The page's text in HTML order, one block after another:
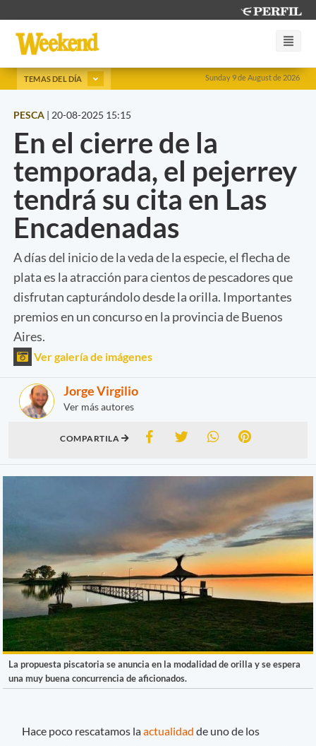
Sunday 9 de August de 2026
TEMAS DEL DÍA
PESCA | 20-08-2025 15:15
En el cierre de la
temporada, el pejerrey
tendrá su cita en Las
Encadenadas
A días del inicio de la veda de la especie, el flecha de
plata es la atracción para cientos de pescadores que
disfrutan capturándolo desde la orilla. Importantes
premios en un concurso en la provincia de Buenos
Aires.
Ver galería de imágenes
Jorge Virgilio
Ver más autores
COMPARTILA
La propuesta piscatoria se anuncia en la modalidad de orilla y se espera
una muy buena concurrencia de aficionados.
Hace poco rescatamos laactualidad de uno de los